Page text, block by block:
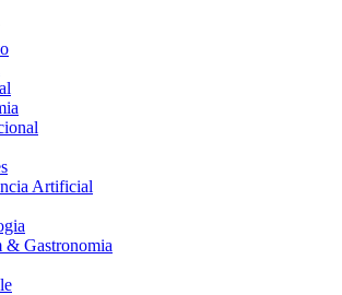
Artificial
& Gastronomia